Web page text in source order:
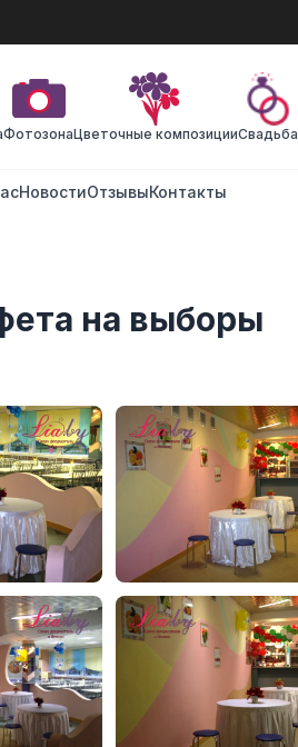
ФотозонаЦветочные композицииCвадьба
НовостиОтзывыКонтакты
на выборы